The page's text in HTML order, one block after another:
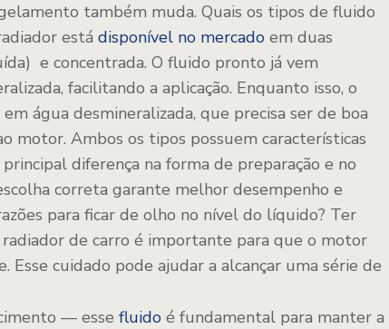
também muda. Quais os tipos de fluido
está disponível no mercado em duas
e concentrada. O fluido pronto já vem
facilitando a aplicação. Enquanto isso, o
água desmineralizada, que precisa ser de boa
motor. Ambos os tipos possuem características
diferença na forma de preparação e no
correta garante melhor desempenho e
para ficar de olho no nível do líquido? Ter
de carro é importante para que o motor
Esse cuidado pode ajudar a alcançar uma série de
— esse fluido é fundamental para manter a